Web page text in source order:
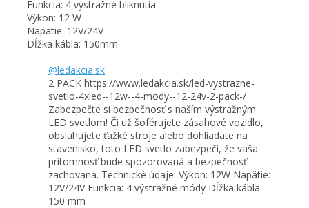
- Funkcia: 4 výstražné bliknutia
- Výkon: 12 W
- Napätie: 12V/24V
- Dĺžka kábla: 150mm
@ledakcia.sk
2 PACK https://www.ledakcia.sk/led-vystrazne-
svetlo-4xled--12w--4-mody--12-24v-2-pack-/
Zabezpečte si bezpečnosť s naším výstražným
LED svetlom! Či už šoférujete zásahové vozidlo,
obsluhujete ťažké stroje alebo dohliadate na
stavenisko, toto LED svetlo zabezpečí, že vaša
prítomnosť bude spozorovaná a bezpečnosť
zachovaná. Technické údaje: Výkon: 12W Napätie:
12V/24V Funkcia: 4 výstražné módy Dĺžka kábla:
150 mm